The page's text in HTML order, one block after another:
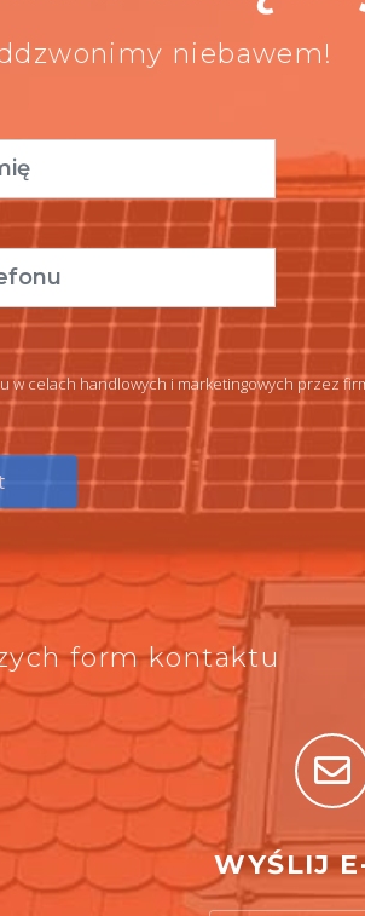
niebawem!
celach handlowych i marketingowych przez
form kontaktu
WYŚLIJ